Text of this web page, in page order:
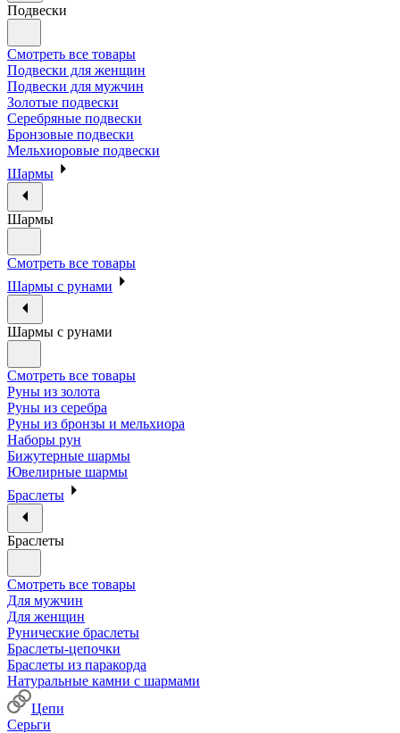
Подвески
Смотреть все товары
Подвески для женщин
Подвески для мужчин
Золотые подвески
Серебряные подвески
Бронзовые подвески
Мельхиоровые подвески
Шармы
Шармы
Смотреть все товары
Шармы с рунами
Шармы с рунами
Смотреть все товары
Руны из золота
Руны из серебра
Руны из бронзы и мельхиора
Наборы рун
Бижутерные шармы
Ювелирные шармы
Браслеты
Браслеты
Смотреть все товары
Для мужчин
Для женщин
Рунические браслеты
Браслеты-цепочки
Браслеты из паракорда
Натуральные камни с шармами
Цепи
Серьги